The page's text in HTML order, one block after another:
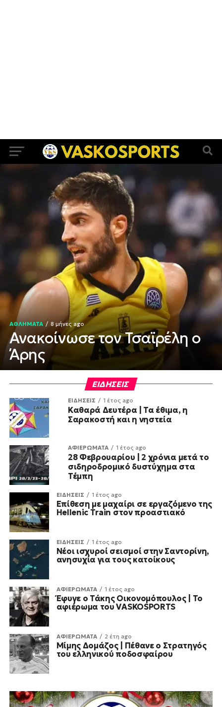
ΑΘΛΗΜΑΤΑ 8 μήνες ago
Ανακοίνωσε τον Τσαϊρέλη ο
Άρης
ΕΙΔΗΣΕΙΣ
ΕΙΔΗΣΕΙΣ 1 έτος ago
Καθαρά Δευτέρα | Τα έθιμα, η
Σαρακοστή και η νηστεία
ΑΦΙΕΡΩΜΑΤΑ 1 έτος ago
28 Φεβρουαρίου | 2 χρόνια μετά το
σιδηροδρομικό δυστύχημα στα
Τέμπη
ΕΙΔΗΣΕΙΣ 1 έτος ago
Επίθεση με μαχαίρι σε εργαζόμενο της
Hellenic Train στον προαστιακό
ΕΙΔΗΣΕΙΣ 1 έτος ago
Νέοι ισχυροί σεισμοί στην Σαντορίνη,
ανησυχία για τους κατοίκους
ΑΦΙΕΡΩΜΑΤΑ 1 έτος ago
Έφυγε ο Τάκης Οικονομόπουλος | Το
αφιέρωμα του VASKOSPORTS
ΑΦΙΕΡΩΜΑΤΑ 2 έτη ago
Μίμης Δομάζος | Πέθανε ο Στρατηγός
του ελληνικού ποδοσφαίρου